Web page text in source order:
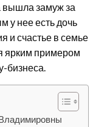
вышла замуж за
у нее есть дочь
и счастье в семье
ярким примером
бизнеса.